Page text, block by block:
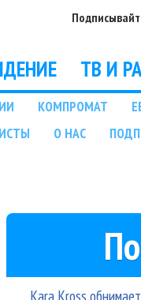
ТВ И
КОМПРОМАТ
О НАС
Kara Kross